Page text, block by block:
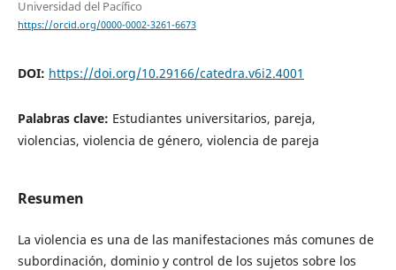
Universidad del Pacífico
https://orcid.org/0000-0002-3261-6673
DOI: https://doi.org/10.29166/catedra.v6i2.4001
Palabras clave: Estudiantes universitarios, pareja,
violencias, violencia de género, violencia de pareja
Resumen
La violencia es una de las manifestaciones más comunes de
subordinación, dominio y control de los sujetos sobre los